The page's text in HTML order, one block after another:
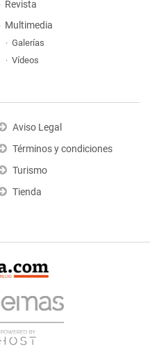
Revista
Multimedia
Galerías
Vídeos
Aviso Legal
Términos y condiciones
Turismo
Tienda